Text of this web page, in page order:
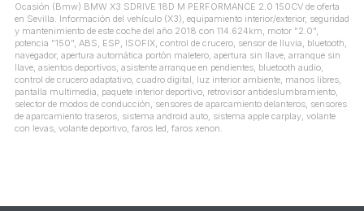
Ocasión (Bmw) BMW X3 SDRIVE 18D M PERFORMANCE 2.0 150CV de oferta
en Sevilla. Información del vehículo (X3), equipamiento interior/exterior, seguridad
y mantenimiento de este coche del año 2018 con 114.624km, motor "2.0",
potencia "150", ABS, ESP, ISOFIX, control de crucero, sensor de lluvia, bluetooth,
navegador, apertura automática portón maletero, apertura sin llave, arranque sin
llave, asientos deportivos, asistente arranque en pendientes, bluetooth audio,
control de crucero adaptativo, cuadro digital, luz interior ambiente, manos libres,
pantalla multimedia, paquete interior deportivo, retrovisor antideslumbramiento,
selector de modos de conducción, sensores de aparcamiento delanteros, sensores
de aparcamiento traseros, sistema android auto, sistema apple carplay, volante
con levas, volante deportivo, faros led, faros xenon.